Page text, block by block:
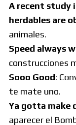
A recent study
herdables are
animales.
Speed always
construcciones
Sooo Good:
te mate uno.
Ya gotta make
aparecer el